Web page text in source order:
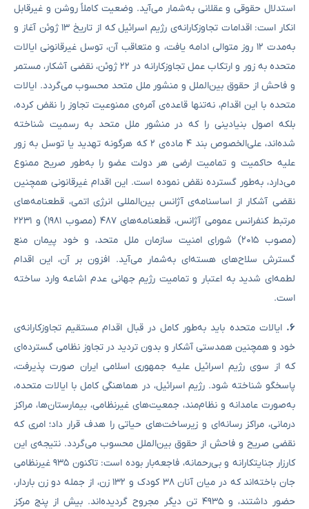
استدلال حقوقی و عقلانی به‌شمار می‌آید. وضعیت کاملاً روشن و غیرقابل
انکار است: اقدامات تجاوزکارانه‌ی رژیم اسرائیل که از تاریخ ۱۳ ژوئن آغاز و
به‌مدت ۱۲ روز متوالی ادامه یافت، و متعاقب آن، توسل غیرقانونی ایالات
متحده به زور و ارتکاب عمل تجاوزکارانه در ۲۲ ژوئن، نقضی آشکار، مستمر
و فاحش از حقوق بین‌الملل و منشور ملل متحد محسوب می‌گردد. ایالات
متحده با این اقدام، نه‌تنها قاعده‌ی آمره‌ی ممنوعیت تجاوز را نقض کرده،
بلکه اصول بنیادینی را که در منشور ملل متحد به رسمیت شناخته
شده‌اند، علی‌الخصوص بند ۴ ماده‌ی ۲ که هرگونه تهدید یا توسل به زور
علیه حاکمیت و تمامیت ارضی هر دولت عضو را به‌طور صریح ممنوع
می‌دارد، به‌طور گسترده نقض نموده است. این اقدام غیرقانونی همچنین
نقضی آشکار از اساسنامه‌ی آژانس بین‌المللی انرژی اتمی، قطعنامه‌های
مرتبط کنفرانس عمومی آژانس، قطعنامه‌های ۴۸۷ (مصوب ۱۹۸۱) و ۲۲۳۱
(مصوب ۲۰۱۵) شورای امنیت سازمان ملل متحد، و خود پیمان منع
گسترش سلاح‌های هسته‌ای به‌شمار می‌آید. افزون بر آن، این اقدام
لطمه‌ای شدید به اعتبار و تمامیت رژیم جهانی عدم اشاعه وارد ساخته
است.
۶. ایالات متحده باید به‌طور کامل در قبال اقدام مستقیم تجاوزکارانه‌ی
خود و همچنین همدستی آشکار و بدون تردید در تجاوز نظامی گسترده‌ای
که از سوی رژیم اسرائیل علیه جمهوری اسلامی ایران صورت پذیرفت،
پاسخگو شناخته شود. رژیم اسرائیل، در هماهنگی کامل با ایالات متحده،
به‌صورت عامدانه و نظام‌مند، جمعیت‌های غیرنظامی، بیمارستان‌ها، مراکز
درمانی، مراکز رسانه‌ای و زیرساخت‌های حیاتی را هدف قرار داد؛ امری که
نقضی صریح و فاحش از حقوق بین‌الملل محسوب می‌گردد. نتیجه‌ی این
کارزار جنایتکارانه و بی‌رحمانه، فاجعه‌بار بوده است: تاکنون ۹۳۵ غیرنظامی
جان باخته‌اند که در میان آنان ۳۸ کودک و ۱۳۲ زن، از جمله دو زن باردار،
حضور داشتند، و ۴۹۳۵ تن دیگر مجروح گردیده‌اند. بیش از پنج مرکز